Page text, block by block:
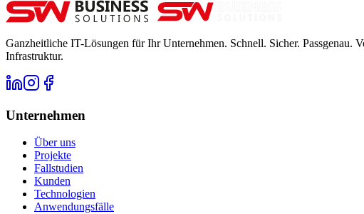
Ganzheitliche IT-Lösungen für Ihr Unternehmen. Schnell. Sicher.
Infrastruktur.
Unternehmen
Über uns
Projekte
Fallstudien
Kunden
Technologien
Anwendungsfälle